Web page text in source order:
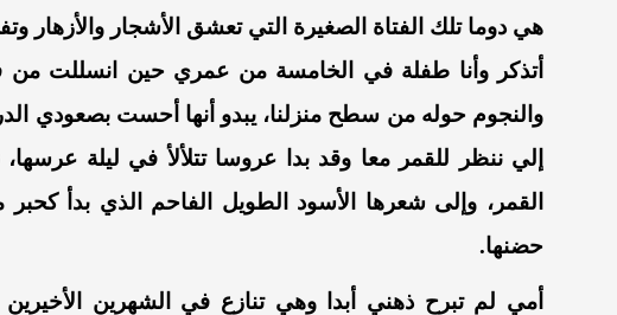
هي دوما تلك الفتاة الصغيرة التي تعشق الأشجار والأزهار
أتذكر وأنا طفلة في الخامسة من عمري حين انسللت من
والنجوم حوله من سطح منزلنا، يبدو أنها أحست بصعودي
إلي ننظر للقمر معا وقد بدا عروسا تتلألأ في ليلة
القمر، وإلى شعرها الأسود الطويل الفاحم الذي بدأ
حضنها.
أمي لم تبرح ذهني أبدا وهي تنازع في الشهرين